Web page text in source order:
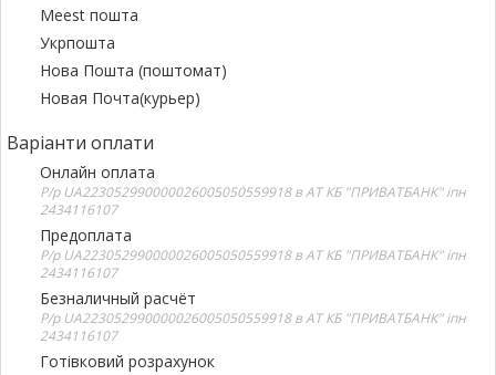
Meest пошта
Укрпошта
Нова Пошта (поштомат)
Новая Почта(курьер)
Варіанти оплати
Онлайн оплата
Р/р UA223052990000026005050559918 в АТ КБ "ПРИВАТБАНК" іпн
2434116107
Предоплата
Р/р UA223052990000026005050559918 в АТ КБ "ПРИВАТБАНК" іпн
2434116107
Безналичный расчёт
Р/р UA223052990000026005050559918 в АТ КБ "ПРИВАТБАНК" іпн
2434116107
Готівковий розрахунок